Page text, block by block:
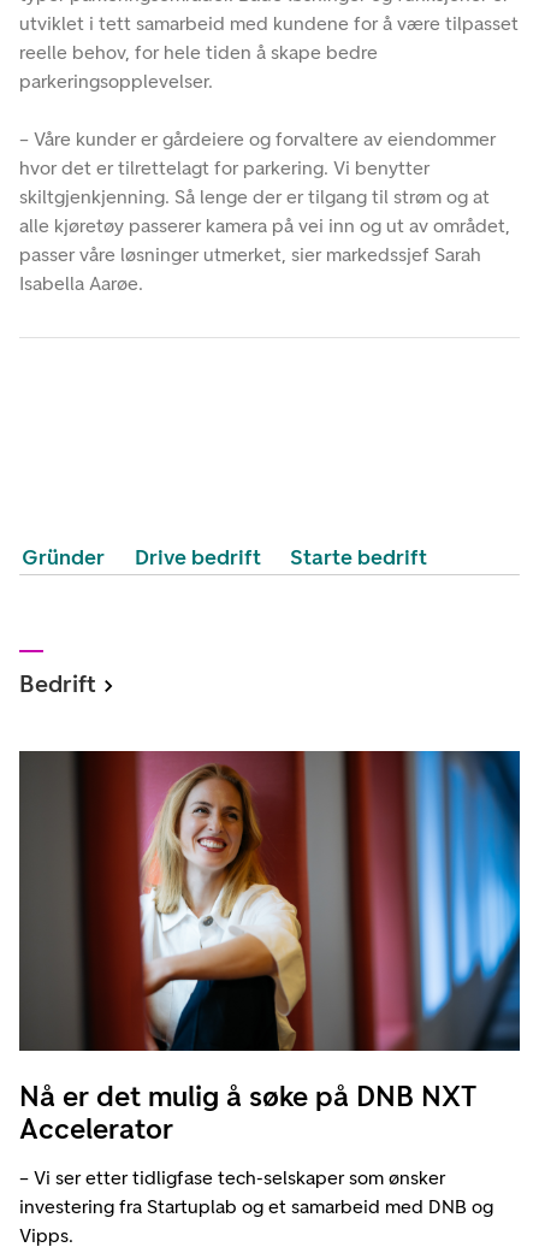
utviklet i tett samarbeid med kundene for å være tilpasset
reelle behov, for hele tiden å skape bedre
parkeringsopplevelser.
– Våre kunder er gårdeiere og forvaltere av eiendommer
hvor det er tilrettelagt for parkering. Vi benytter
skiltgjenkjenning. Så lenge der er tilgang til strøm og at
alle kjøretøy passerer kamera på vei inn og ut av området,
passer våre løsninger utmerket, sier markedssjef Sarah
Isabella Aarøe.
Gründer Drive bedrift Starte bedrift
Bedrift
Nå er det mulig å søke på DNB NXT
Accelerator
– Vi ser etter tidligfase tech-selskaper som ønsker
investering fra Startuplab og et samarbeid med DNB og
Vipps.